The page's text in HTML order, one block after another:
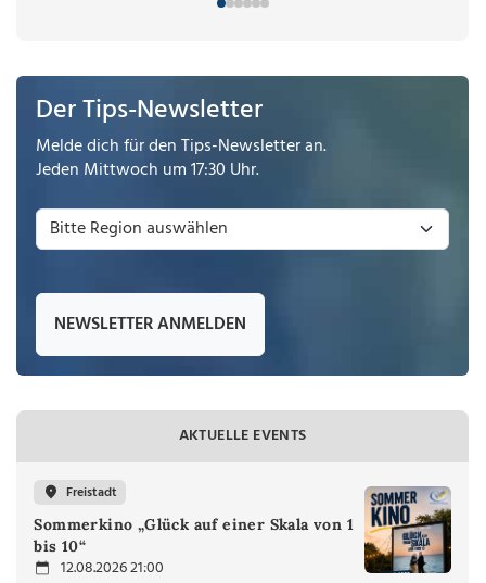
Der Tips-Newsletter
Melde dich für den Tips-Newsletter an.
Jeden Mittwoch um 17:30 Uhr.
NEWSLETTER ANMELDEN
AKTUELLE EVENTS
Freistadt
Sommerkino „Glück auf einer Skala von 1
bis 10“
12.08.2026 21:00